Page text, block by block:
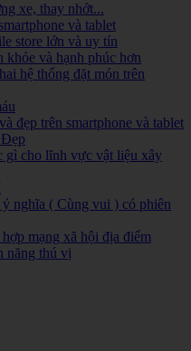
xe, thay nhớt...
và tablet
store lớn và uy tín
khỏe và hạnh phúc hơn
hệ thống đặt món trên
đẹp trên smartphone và tablet
cho lĩnh vực vật liệu xây
nghĩa ( Cùng vui ) có phiên
mạng xã hội địa điểm
năng thú vị